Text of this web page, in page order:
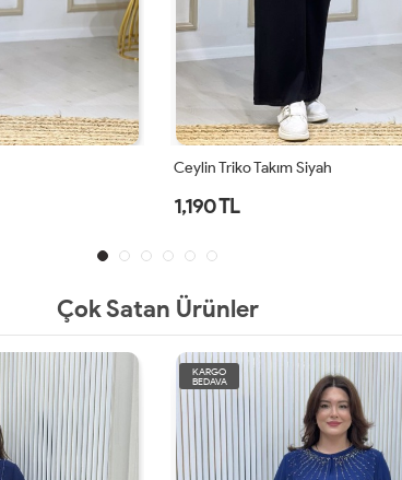
Ceylin Triko Takım Siyah
1,190 TL
Çok Satan Ürünler
KARGO
BEDAVA